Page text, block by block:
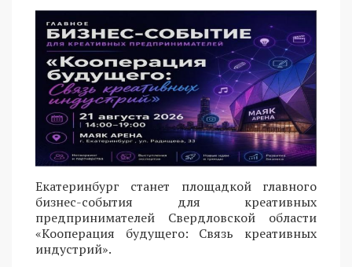
Екатеринбург станет площадкой главного
бизнес-события для креативных
предпринимателей Свердловской области
«Кооперация будущего: Связь креативных
индустрий».